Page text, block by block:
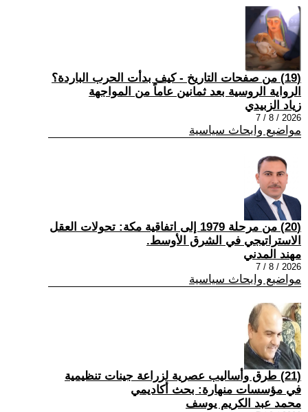
(19) من صفحات التاريخ - كيف بدأت الحرب الباردة؟
الرواية الروسية بعد ثمانين عاماً من المواجهة
زياد الزبيدي
2026 / 8 / 7
مواضيع وابحاث سياسية
(20) من مرحلة 1979 إلى اتفاقية مكة: تحولات العقل
الاستراتيجي في الشرق الأوسط.
مهند المدني
2026 / 8 / 7
مواضيع وابحاث سياسية
(21) طرق وأساليب عصرية لزراعة جينات تنظيمية
في مؤسسات منهارة: بحث أكاديمي
محمد عبد الكريم يوسف